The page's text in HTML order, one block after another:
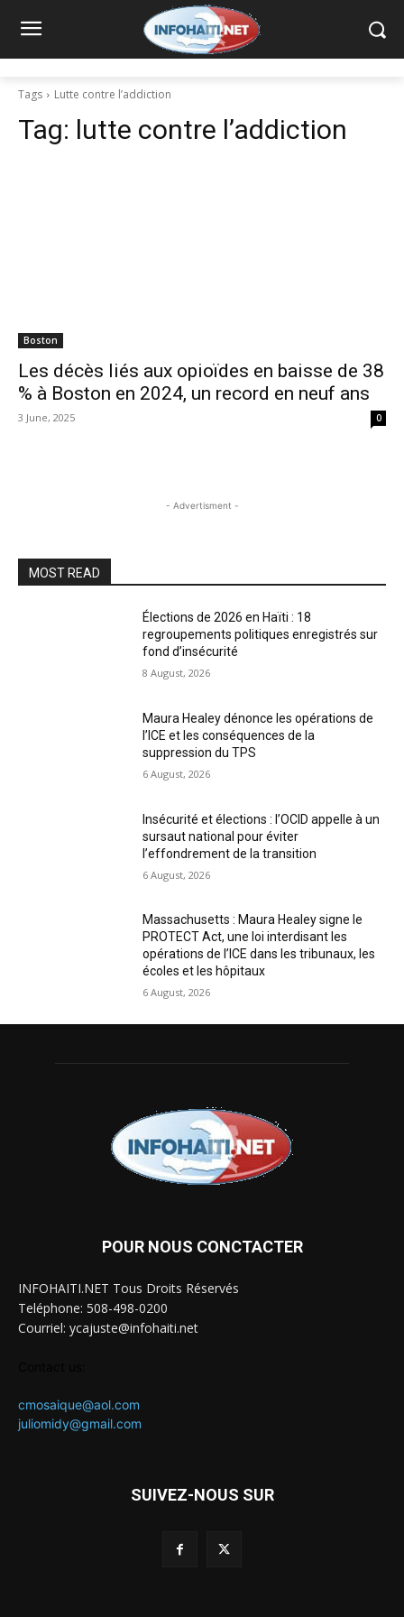
Tags Lutte contre l’addiction
Tag: lutte contre l’addiction
Boston
Les décès liés aux opioïdes en baisse de 38
% à Boston en 2024, un record en neuf ans
3 June, 2025 0
- Advertisment -
MOST READ
Élections de 2026 en Haïti : 18
regroupements politiques enregistrés sur
fond d’insécurité
8 August, 2026
Maura Healey dénonce les opérations de
l’ICE et les conséquences de la
suppression du TPS
6 August, 2026
Insécurité et élections : l’OCID appelle à un
sursaut national pour éviter
l’effondrement de la transition
6 August, 2026
Massachusetts : Maura Healey signe le
PROTECT Act, une loi interdisant les
opérations de l’ICE dans les tribunaux, les
écoles et les hôpitaux
6 August, 2026
POUR NOUS CONCTACTER
INFOHAITI.NET Tous Droits Réservés
Teléphone: 508-498-0200
Courriel: ycajuste@infohaiti.net
cmosaique@aol.com
juliomidy@gmail.com
SUIVEZ-NOUS SUR